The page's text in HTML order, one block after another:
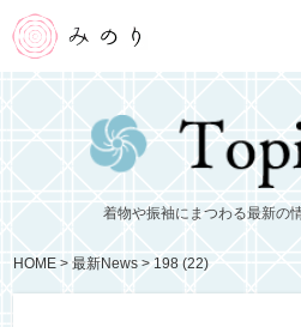
着物や振袖にまつわる最新の
HOME 最新News 198 (22)